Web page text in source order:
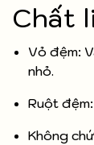
Chất
Vỏ đệm:
nhỏ.
Ruột
Không